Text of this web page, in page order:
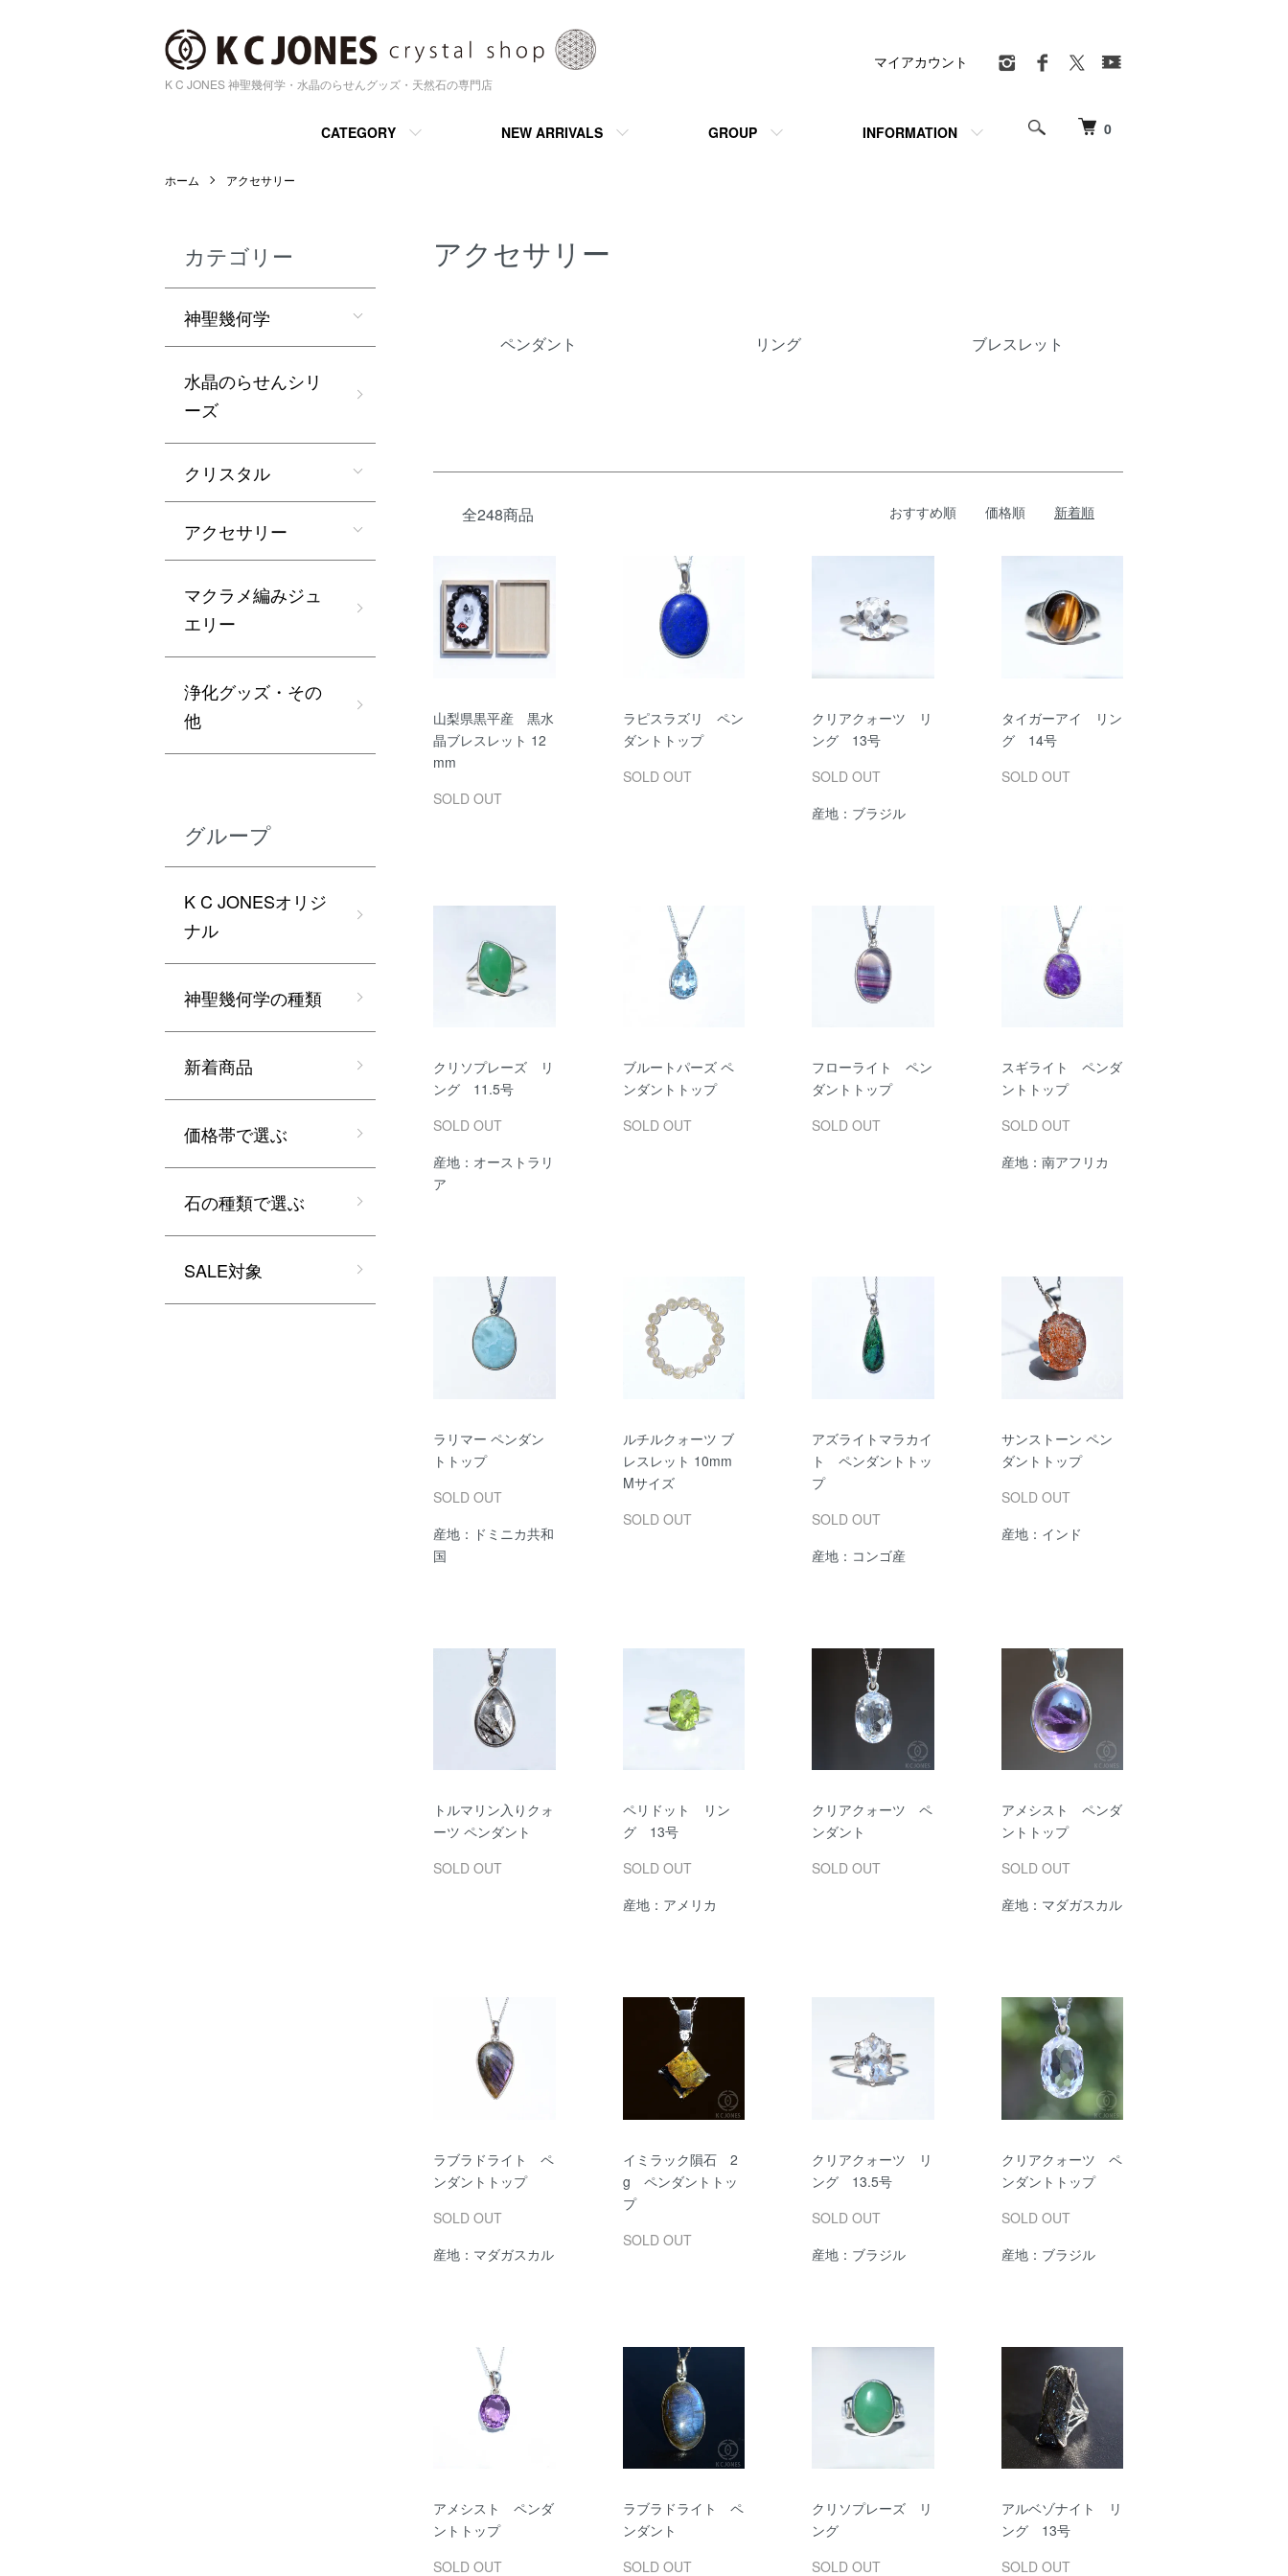
K C JONES 神聖幾何学・水晶のらせんグッズ・天然石の専門店
0
CATEGORY NEW ARRIVALS GROUP INFORMATION
マイアカウント
ホーム アクセサリー
アクセサリー
カテゴリー一覧
ペンダント リング ブレスレット
全248商品 おすすめ順 価格順 新着順
山梨県黒平産 黒水
晶ブレスレット 12
mm
SOLD OUT
ラピスラズリ ペン
ダントトップ
SOLD OUT
クリアクォーツ リ
ング 13号
SOLD OUT
産地：ブラジル
タイガーアイ リン
グ 14号
SOLD OUT
クリソプレーズ リ
ング 11.5号
SOLD OUT
産地：オーストラリ
ア
ブルートパーズ ペ
ンダントトップ
SOLD OUT
フローライト ペン
ダントトップ
SOLD OUT
スギライト ペンダ
ントトップ
SOLD OUT
産地：南アフリカ
ラリマー ペンダン
トトップ
SOLD OUT
産地：ドミニカ共和
国
ルチルクォーツ ブ
レスレット 10mm
Mサイズ
SOLD OUT
アズライトマラカイ
ト ペンダントトッ
プ
SOLD OUT
産地：コンゴ産
サンストーン ペン
ダントトップ
SOLD OUT
産地：インド
トルマリン入りクォ
ーツ ペンダント
SOLD OUT
ペリドット リン
グ 13号
SOLD OUT
産地：アメリカ
クリアクォーツ ペ
ンダント
SOLD OUT
アメシスト ペンダ
ントトップ
SOLD OUT
産地：マダガスカル
ラブラドライト ペ
ンダントトップ
SOLD OUT
産地：マダガスカル
イミラック隕石 2
g ペンダントトッ
プ
SOLD OUT
クリアクォーツ リ
ング 13.5号
SOLD OUT
産地：ブラジル
クリアクォーツ ペ
ンダントトップ
SOLD OUT
産地：ブラジル
アメシスト ペンダ
ントトップ
SOLD OUT
ラブラドライト ペ
ンダント
SOLD OUT
クリソプレーズ リ
ング
SOLD OUT
アルベゾナイト リ
ング 13号
SOLD OUT
カテゴリー
神聖幾何学
水晶のらせんシリ
ーズ
クリスタル
アクセサリー
マクラメ編みジュ
エリー
浄化グッズ・その
他
グループ
K C JONESオリジ
ナル
神聖幾何学の種類
新着商品
価格帯で選ぶ
石の種類で選ぶ
SALE対象